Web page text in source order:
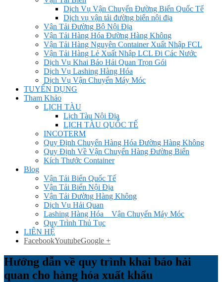
Dịch Vụ Vận Chuyển Đường Biển Quốc Tế
Dịch vụ vận tải đường biển nội địa
Vận Tải Đường Bộ Nội Địa
Vận Tải Hàng Hóa Đường Hàng Không
Vận Tải Hàng Nguyên Container Xuất Nhập FCL
Vận Tải Hàng Lẻ Xuất Nhập LCL Đi Các Nước
Dịch Vụ Khai Báo Hải Quan Trọn Gói
Dịch Vụ Lashing Hàng Hóa
Dịch Vụ Vận Chuyển Máy Móc
TUYỂN DỤNG
Tham Khảo
LỊCH TÀU
Lịch Tàu Nội Địa
LỊCH TÀU QUỐC TẾ
INCOTERM
Quy Định Chuyển Hàng Hóa Đường Hàng Không
Quy Định Về Vận Chuyển Hàng Đường Biển
Kích Thước Container
Blog
Vận Tải Biển Quốc Tế
Vận Tải Biển Nội Địa
Vận Tải Đường Hàng Không
Dịch Vụ Hải Quan
Lashing Hàng Hóa _ Vận Chuyển Máy Móc
Quy Trình Thủ Tục
LIÊN HỆ
FacebookYoutubeGoogle +
Hướng dẫn về quy trình khai báo hải
quan cho hàng hóa xuất khẩu